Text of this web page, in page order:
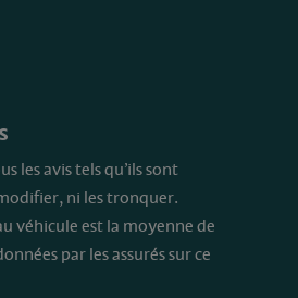
les avis tels qu’ils sont
ni les tronquer.
véhicule est la moyenne de
par les assurés sur ce